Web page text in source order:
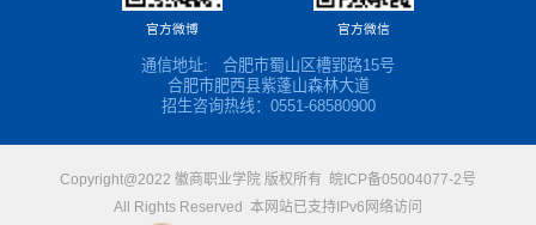
官方微博 官方微信
通信地址: 合肥市蜀山区槽郢路15号
合肥市肥西县紫蓬山森林大道
招生咨询热线：0551-68580900
Copyright@2022 徽商职业学院 版权所有 皖ICP备05004077-2号
All Rights Reserved 本网站已支持IPv6网络访问